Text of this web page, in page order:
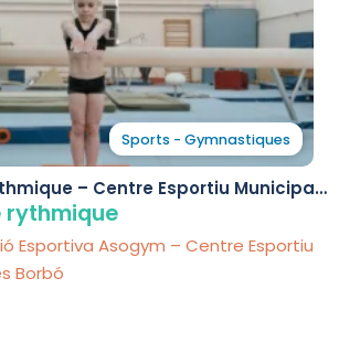
Sports - Gymnastiques
– Centre Esportiu Municipal
rythmique
Esportiva Asogym – Centre Esportiu
Borbó